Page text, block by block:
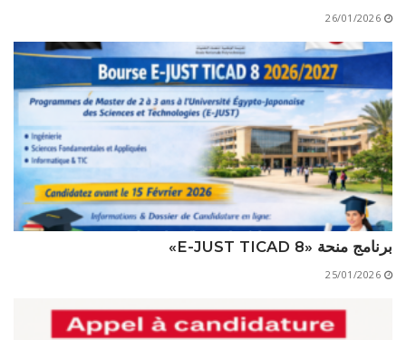
26/01/2026
برنامج منحة «E-JUST TICAD 8»
25/01/2026